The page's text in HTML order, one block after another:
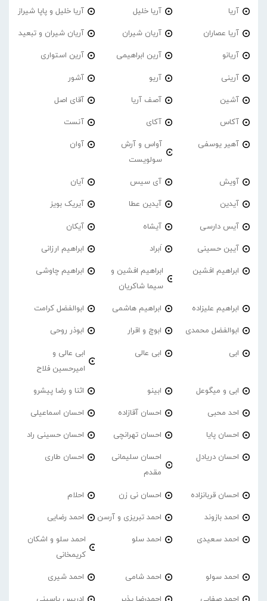
آریا آریا خلیل آریا خلیل و پاپا شیراز
آریا عصاران آریان شیران آریان شیران و تبعید
آریانو آرین ابراهیمی آرین استواری
آرینی آریو آشور
آشین آصف آریا آقای اصل
آکاس آکای آنست
آهیر یوسفی
آواس و آرش
سولویست
آوان
آویش آی سیس آیان
آیدین آیدین عطا آیریک بویز
آیس دارسی آیشاه آیکان
آیین حسینی اَبراد ابراهیم ارزانی
ابراهیم افشین
ابراهیم افشین و
سیما شاکریان
ابراهیم چاوشی
ابراهیم علیزاده ابراهیم هاشمی ابوالفضل کرامت
ابوالفضل محمدی ابوچ و اقرار ابوذر روحی
ابی ابی عالی
ابی عالی و
امیرحسین فلاح
ابی و میگوعل ابینو اثنا و رضا پیشرو
احد محبی احسان آقازاده احسان اسماعیلی
احسان پایا احسان تهرانچی احسان حسینی راد
احسان دریادل
احسان سلیمانی
مقدم
احسان طاری
احسان قربانزاده احسان نی زن احلام
احمد بازوند احمد تبریزی و آرسن احمد‌ رضایی
احمد سعیدی احمد سلو
احمد سلو و اشکان
کریمخانی
احمد سولو احمد شامی احمد شیری